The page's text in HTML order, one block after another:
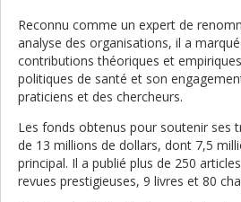
Reconnu comme un expert de
analyse des organisations, il a
contributions théoriques et
politiques de santé et son
praticiens et des chercheurs.
Les fonds obtenus pour soutenir ses
de 13 millions de dollars, dont 7,5
principal. Il a publié plus de 250
revues prestigieuses, 9 livres et 80